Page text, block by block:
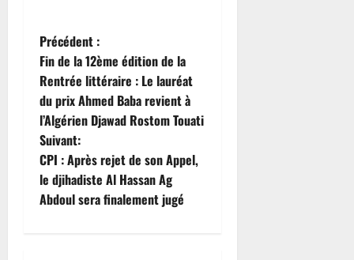
N
a
v
i
g
a
Précédent :
Fin de la 12ème édition de la
Rentrée littéraire : Le lauréat
du prix Ahmed Baba revient à
l’Algérien Djawad Rostom Touati
Suivant:
CPI : Après rejet de son Appel,
le djihadiste Al Hassan Ag
Abdoul sera finalement jugé